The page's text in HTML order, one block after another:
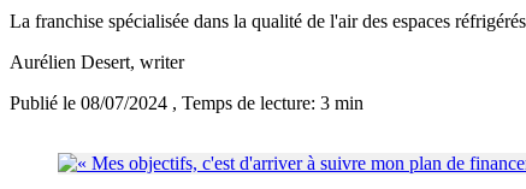
La franchise spécialisée dans la qualité de l'air des espaces
Aurélien Desert, writer
Publié le 08/07/2024 , Temps de lecture: 3 min